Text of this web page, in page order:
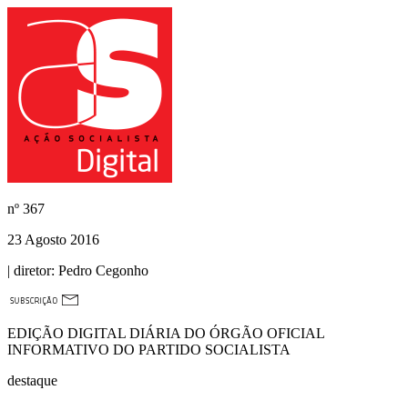
nº 367
23 Agosto 2016
| diretor: Pedro Cegonho
EDIÇÃO DIGITAL DIÁRIA DO ÓRGÃO OFICIAL
INFORMATIVO DO PARTIDO SOCIALISTA
destaque